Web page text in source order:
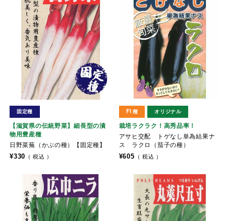
【滋賀県の伝統野菜】細長型の漬
物用豊産種
日野菜蕪（かぶの種）【固定種】
固定種
¥330 税込
栽培ラクラク！高秀品率！
アサヒ交配 トゲなし単為結果ナ
ス ラクロ（茄子の種）
F1種 オリジナル
¥605 税込